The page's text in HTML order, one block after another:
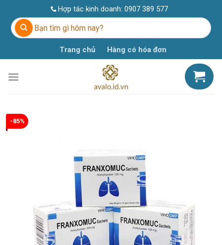
content
Hợp tác kinh doanh: 0907 389 577
Tìm
kiếm:
Trang chủ Hàng có hóa đơn
-85%